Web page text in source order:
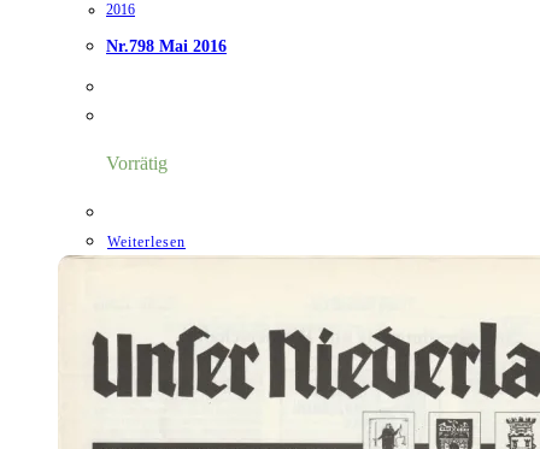
2016
Nr.798 Mai 2016
Vorrätig
Weiterlesen